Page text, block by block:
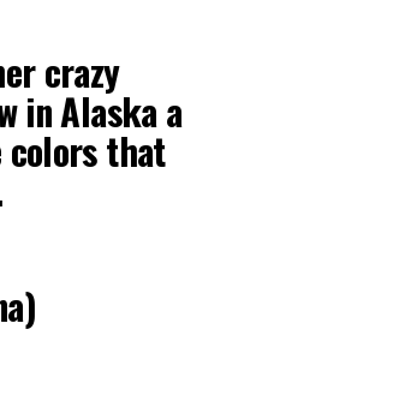
crazy
in Alaska a
colors that